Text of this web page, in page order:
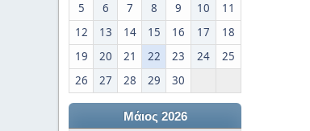
5
6 7 8 9 10
11
12
13 14 15 16 17
18
19
20 21 22 23 24
25
26
27 28 29 30
Μάιος 2026